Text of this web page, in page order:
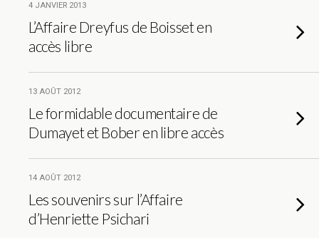
4 JANVIER 2013
L’Affaire Dreyfus de Boisset en
accès libre
13 AOÛT 2012
Le formidable documentaire de
Dumayet et Bober en libre accès
14 AOÛT 2012
Les souvenirs sur l’Affaire
d’Henriette Psichari